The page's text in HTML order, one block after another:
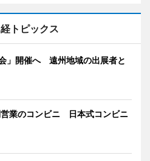
トピックス
」開催へ 遠州地域の出展者と
業のコンビニ 日本式コンビニ